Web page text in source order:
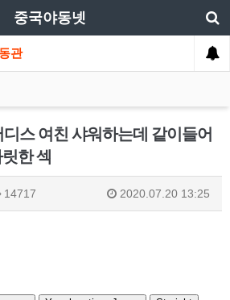
중국야동넷
관
스 여친 샤워하는데 같이들어
한 섹
14717 2020.07.20 13:25